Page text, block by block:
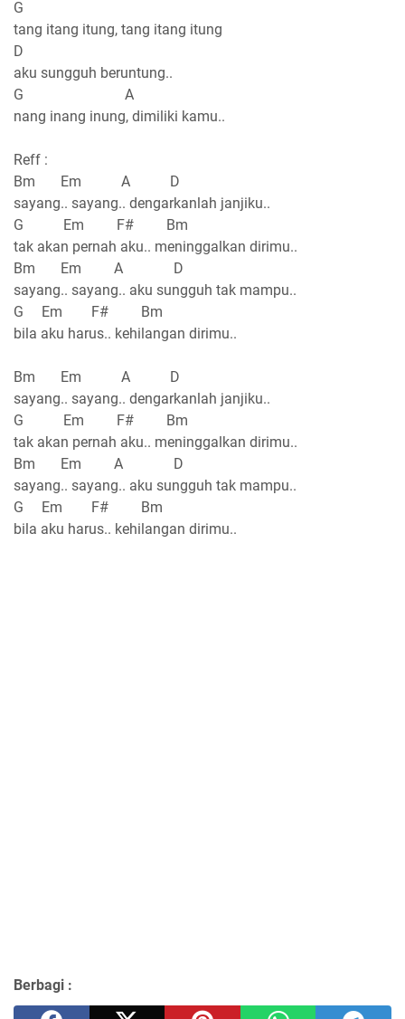
G
tang itang itung, tang itang itung
D
aku sungguh beruntung..
G A
nang inang inung, dimiliki kamu..
Reff :
Bm Em A D
sayang.. sayang.. dengarkanlah janjiku..
G Em F# Bm
tak akan pernah aku.. meninggalkan dirimu..
Bm Em A D
sayang.. sayang.. aku sungguh tak mampu..
G Em F# Bm
bila aku harus.. kehilangan dirimu..
Bm Em A D
sayang.. sayang.. dengarkanlah janjiku..
G Em F# Bm
tak akan pernah aku.. meninggalkan dirimu..
Bm Em A D
sayang.. sayang.. aku sungguh tak mampu..
G Em F# Bm
bila aku harus.. kehilangan dirimu..
Berbagi :